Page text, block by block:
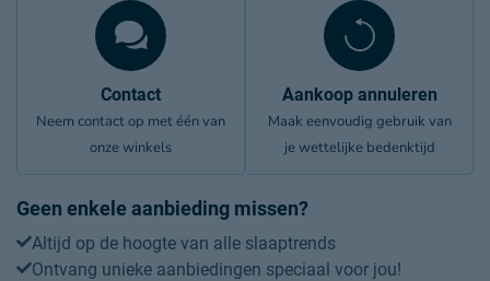
Contact
Neem contact op met één van
onze winkels
Aankoop annuleren
Maak eenvoudig gebruik van
je wettelijke bedenktijd
Geen enkele aanbieding missen?
Altijd op de hoogte van alle slaaptrends
Ontvang unieke aanbiedingen speciaal voor jou!